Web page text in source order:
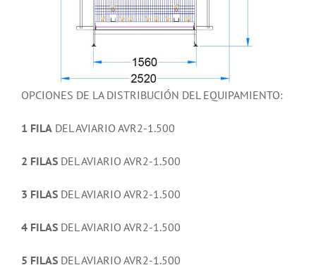
OPCIONES DE LA DISTRIBUCIÓN DEL EQUIPAMIENTO:
1 FILA DEL AVIARIO AVR2-1.500
2 FILASDEL AVIARIO AVR2-1.500
3 FILASDEL AVIARIO AVR2-1.500
4 FILASDEL AVIARIO AVR2-1.500
5 FILASDEL AVIARIO AVR2-1.500